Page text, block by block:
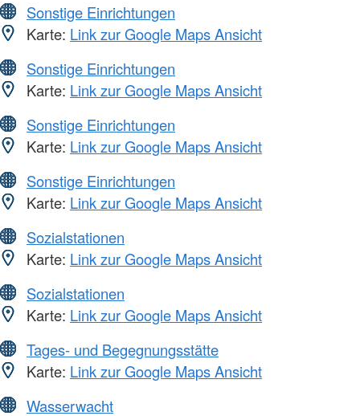
Sonstige Einrichtungen
Karte: Link zur Google Maps Ansicht
Sonstige Einrichtungen
Karte: Link zur Google Maps Ansicht
Sonstige Einrichtungen
Karte: Link zur Google Maps Ansicht
Sonstige Einrichtungen
Karte: Link zur Google Maps Ansicht
Sozialstationen
Karte: Link zur Google Maps Ansicht
Sozialstationen
Karte: Link zur Google Maps Ansicht
Tages- und Begegnungsstätte
Karte: Link zur Google Maps Ansicht
Wasserwacht